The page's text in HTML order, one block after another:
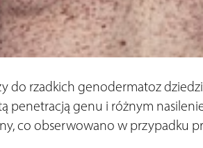
do rzadkich genodermatoz
penetracją genu i różnym
co obserwowano w przypadku